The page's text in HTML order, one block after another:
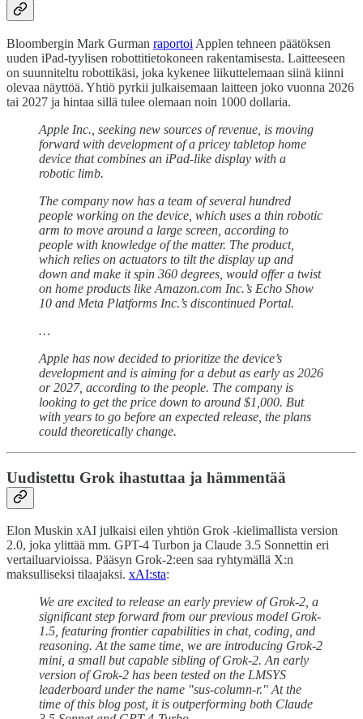
Bloombergin Mark Gurman raportoi Applen tehneen päätöksen
uuden iPad-tyylisen robottitietokoneen rakentamisesta. Laitteeseen
on suunniteltu robottikäsi, joka kykenee liikuttelemaan siinä kiinni
olevaa näyttöä. Yhtiö pyrkii julkaisemaan laitteen joko vuonna 2026
tai 2027 ja hintaa sillä tulee olemaan noin 1000 dollaria.
Apple Inc., seeking new sources of revenue, is moving
forward with development of a pricey tabletop home
device that combines an iPad-like display with a
robotic limb.
The company now has a team of several hundred
people working on the device, which uses a thin robotic
arm to move around a large screen, according to
people with knowledge of the matter. The product,
which relies on actuators to tilt the display up and
down and make it spin 360 degrees, would offer a twist
on home products like Amazon.com Inc.’s Echo Show
10 and Meta Platforms Inc.’s discontinued Portal.
…
Apple has now decided to prioritize the device’s
development and is aiming for a debut as early as 2026
or 2027, according to the people. The company is
looking to get the price down to around $1,000. But
with years to go before an expected release, the plans
could theoretically change.
Uudistettu Grok ihastuttaa ja hämmentää
Elon Muskin xAI julkaisi eilen yhtiön Grok -kielimallista version
2.0, joka ylittää mm. GPT-4 Turbon ja Claude 3.5 Sonnettin eri
vertailuarvioissa. Pääsyn Grok-2:een saa ryhtymällä X:n
maksulliseksi tilaajaksi. xAI:sta:
We are excited to release an early preview of Grok-2, a
significant step forward from our previous model Grok-
1.5, featuring frontier capabilities in chat, coding, and
reasoning. At the same time, we are introducing Grok-2
mini, a small but capable sibling of Grok-2. An early
version of Grok-2 has been tested on the LMSYS
leaderboard under the name "sus-column-r." At the
time of this blog post, it is outperforming both Claude